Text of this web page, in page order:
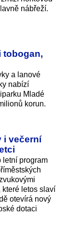
nábřeží.
tobogan,
a lanové
nabízí
Mladé
korun.
i večerní
letní program
které letos slaví
otevírá nový
dotaci